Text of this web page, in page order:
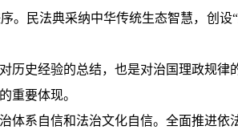
民法典采纳中华传统生态智慧，创
史经验的总结，也是对治国理政规
重要体现。
系自信和法治文化自信。全面推进